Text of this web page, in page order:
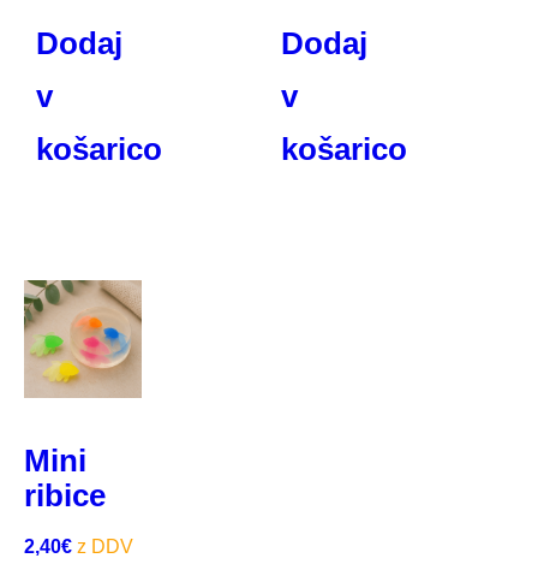
Dodaj
v
košarico
Dodaj
v
košarico
Mini
ribice
2,40€